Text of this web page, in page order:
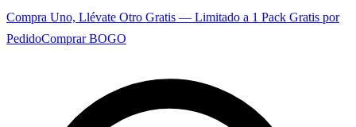
Compra Uno, Llévate Otro Gratis — Limitado a 1 Pack Gratis por
PedidoComprar BOGO